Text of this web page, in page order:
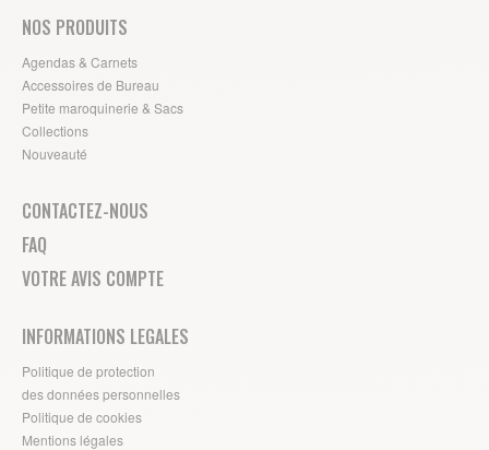
NOS PRODUITS
Agendas & Carnets
Accessoires de Bureau
Petite maroquinerie & Sacs
Collections
Nouveauté
CONTACTEZ-NOUS
FAQ
VOTRE AVIS COMPTE
INFORMATIONS LEGALES
Politique de protection
des données personnelles
Politique de cookies
Mentions légales